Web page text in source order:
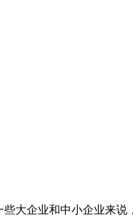
大企业和中小企业来